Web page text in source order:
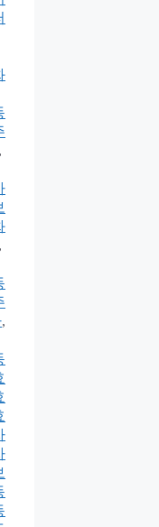
,
,
,